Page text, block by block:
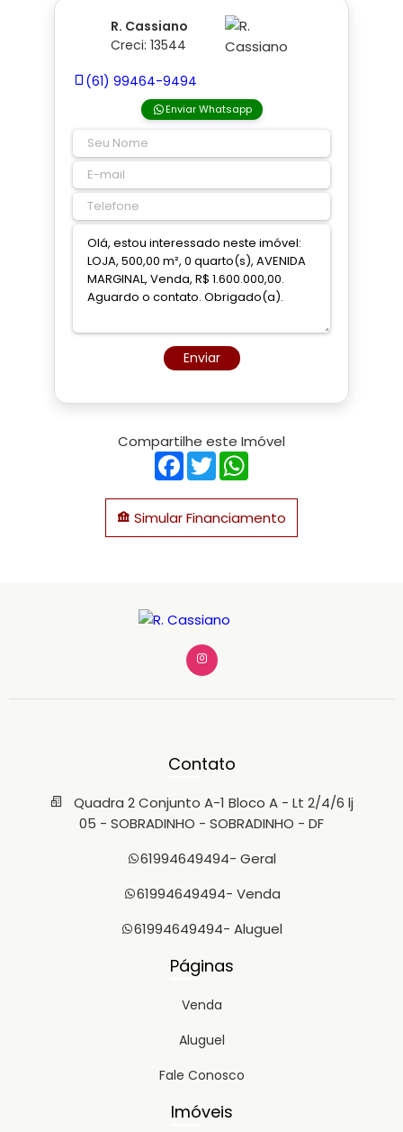
R. Cassiano
Creci: 13544
(61) 99464-9494
Enviar Whatsapp
Enviar
Compartilhe este Imóvel
Facebook
Twitter
Simular Financiamento
Contato
Quadra 2 Conjunto A-1 Bloco A - Lt 2/4/6 lj
05 - SOBRADINHO - SOBRADINHO - DF
61994649494- Geral
61994649494- Venda
61994649494- Aluguel
Páginas
Venda
Aluguel
Fale Conosco
Imóveis